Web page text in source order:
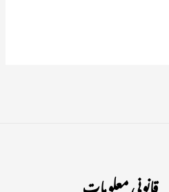
قانونی معلومات